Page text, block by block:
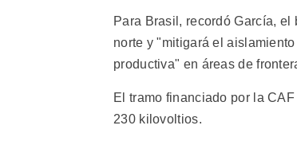
Para Brasil, recordó García,
norte y "mitigará el
productiva" en áreas de
El tramo financiado por la
230 kilovoltios.